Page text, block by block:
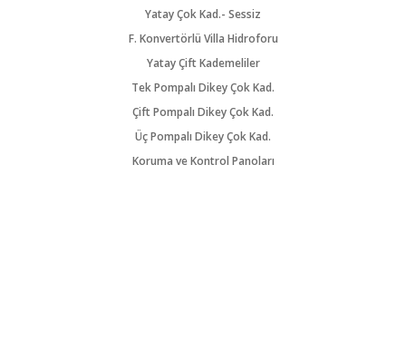
Yatay Çok Kad.- Sessiz
F. Konvertörlü Villa Hidroforu
Yatay Çift Kademeliler
Tek Pompalı Dikey Çok Kad.
Çift Pompalı Dikey Çok Kad.
Üç Pompalı Dikey Çok Kad.
Koruma ve Kontrol Panoları